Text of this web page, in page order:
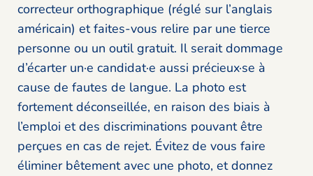
correcteur orthographique (réglé sur l’anglais
américain) et faites-vous relire par une tierce
personne ou un outil gratuit. Il serait dommage
d’écarter un·e candidat·e aussi précieux·se à
cause de fautes de langue. La photo est
fortement déconseillée, en raison des biais à
l’emploi et des discriminations pouvant être
perçues en cas de rejet. Évitez de vous faire
éliminer bêtement avec une photo, et donnez